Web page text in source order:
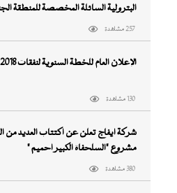
البترولية السائلة المخصصة للمنطقة
اعتبارا من 16 ابريل 2018
257 مشاهدة
الإعلان العام للخطة السنوية لنفقات ٢٠١٨
130 مشاهدة
شركة ايفاج تعلن عن اكتتاب العديد من
مشروع "السلحفاة الكبير آحميم "
380 مشاهدة